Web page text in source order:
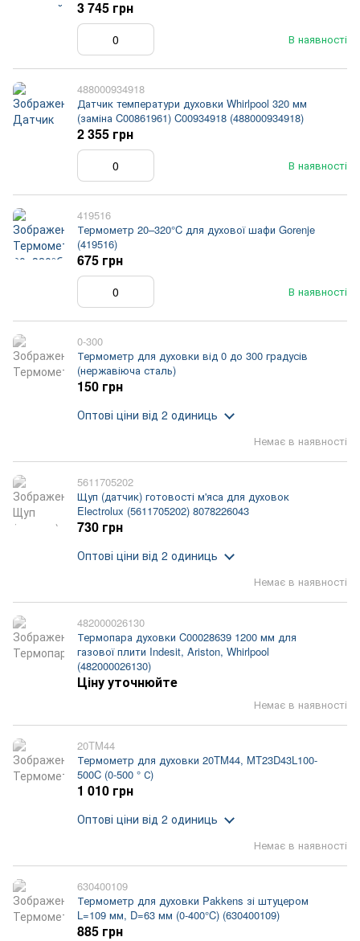
В наявності
3 745 грн
488000934918
Датчик температури духовки Whirlpool 320 мм
(заміна C00861961) C00934918 (488000934918)
В наявності
2 355 грн
419516
Термометр 20–320°C для духової шафи Gorenje
(419516)
В наявності
675 грн
0-300
Термометр для духовки від 0 до 300 градусів
(нержавіюча сталь)
Немає в наявності
150 грн
Оптові ціни від 2 одиниць
5611705202
Щуп (датчик) готовості м'яса для духовок
Electrolux (5611705202) 8078226043
Немає в наявності
730 грн
Оптові ціни від 2 одиниць
482000026130
Термопара духовки C00028639 1200 мм для
газової плити Indesit, Ariston, Whirlpool
(482000026130)
Немає в наявності
Ціну уточнюйте
20TM44
Термометр для духовки 20TM44, MT23D43L100-
500C (0-500 ° С)
Немає в наявності
1 010 грн
Оптові ціни від 2 одиниць
630400109
Термометр для духовки Pakkens зі штуцером
L=109 мм, D=63 мм (0-400°C) (630400109)
885 грн